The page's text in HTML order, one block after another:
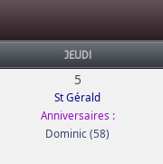
JEUDI
5
St Gérald
Anniversaires :
Dominic (58)